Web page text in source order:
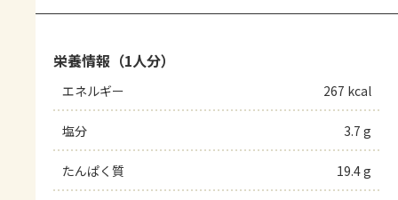
栄養情報（1人分）
エネルギー 267 kcal
塩分 3.7 g
たんぱく質 19.4 g